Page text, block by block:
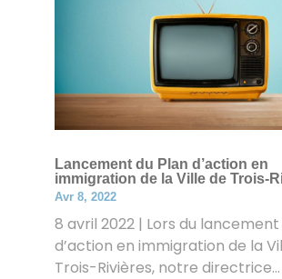
Lancement du Plan d’action en
immigration de la Ville de Trois-
Avr 8, 2022
8 avril 2022 | Lors du lancement
d’action en immigration de la
Trois-Rivières, notre directrice...